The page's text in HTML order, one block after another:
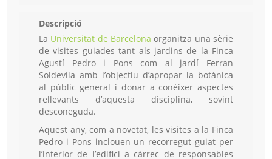
Descripció
La Universitat de Barcelona organitza una sèrie
de visites guiades tant als jardins de la Finca
Agustí Pedro i Pons com al jardí Ferran
Soldevila amb l’objectiu d’apropar la botànica
al públic general i donar a conèixer aspectes
rellevants d’aquesta disciplina, sovint
desconeguda.
Aquest any, com a novetat, les visites a la Finca
Pedro i Pons inclouen un recorregut guiat per
l’interior de l’edifici a càrrec de responsables